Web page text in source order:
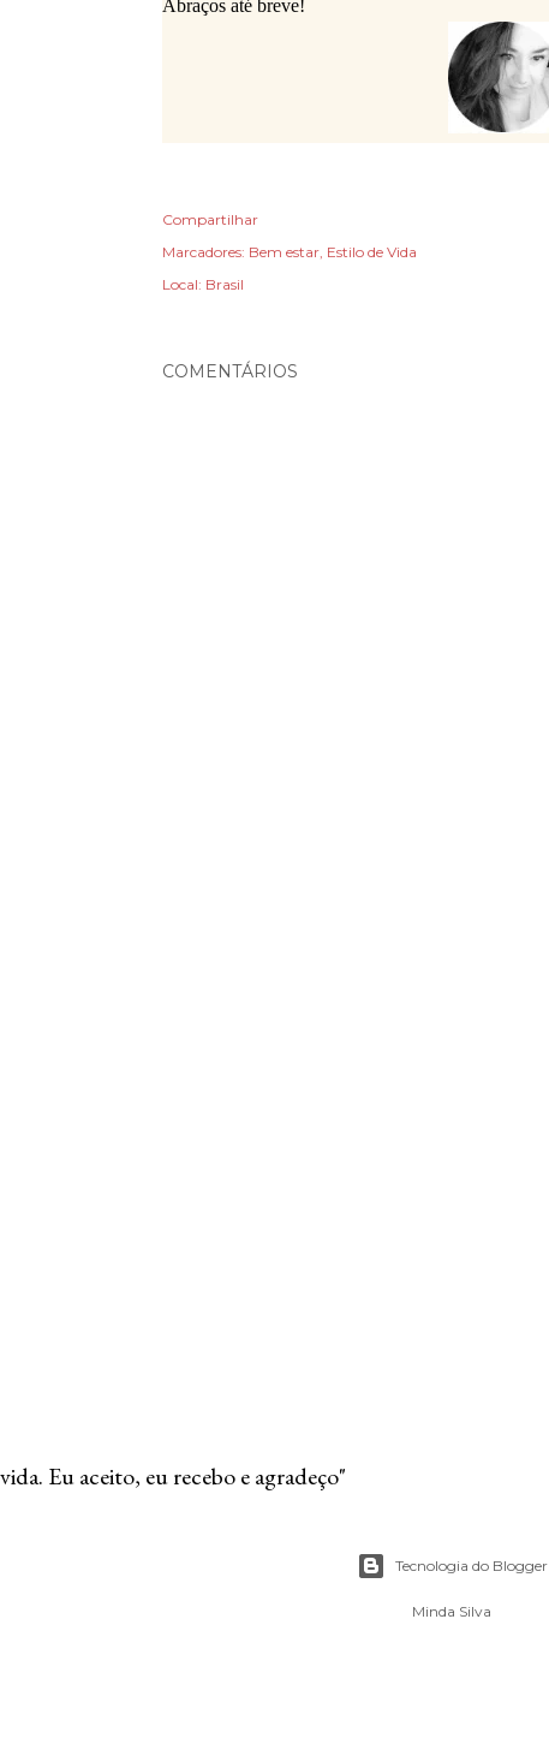
Abraços até breve!
Compartilhar
Marcadores: Bem estar Estilo de Vida
Local: Brasil
COMENTÁRIOS
Eu aceito, eu recebo e agradeço"
Tecnologia do Blogger
Minda Silva